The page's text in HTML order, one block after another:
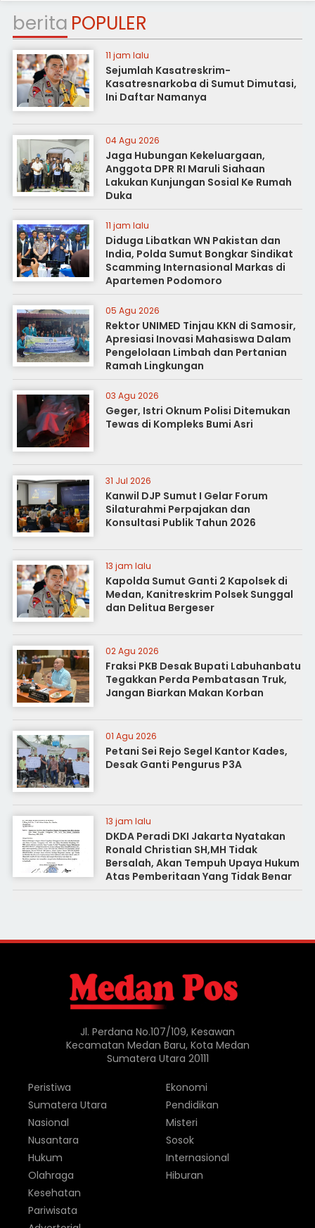
berita POPULER
11 jam lalu
Sejumlah Kasatreskrim-
Kasatresnarkoba di Sumut Dimutasi,
Ini Daftar Namanya
04 Agu 2026
Jaga Hubungan Kekeluargaan,
Anggota DPR RI Maruli Siahaan
Lakukan Kunjungan Sosial Ke Rumah
Duka
11 jam lalu
Diduga Libatkan WN Pakistan dan
India, Polda Sumut Bongkar Sindikat
Scamming Internasional Markas di
Apartemen Podomoro
05 Agu 2026
Rektor UNIMED Tinjau KKN di Samosir,
Apresiasi Inovasi Mahasiswa Dalam
Pengelolaan Limbah dan Pertanian
Ramah Lingkungan
03 Agu 2026
Geger, Istri Oknum Polisi Ditemukan
Tewas di Kompleks Bumi Asri
31 Jul 2026
Kanwil DJP Sumut I Gelar Forum
Silaturahmi Perpajakan dan
Konsultasi Publik Tahun 2026
13 jam lalu
Kapolda Sumut Ganti 2 Kapolsek di
Medan, Kanitreskrim Polsek Sunggal
dan Delitua Bergeser
02 Agu 2026
Fraksi PKB Desak Bupati Labuhanbatu
Tegakkan Perda Pembatasan Truk,
Jangan Biarkan Makan Korban
01 Agu 2026
Petani Sei Rejo Segel Kantor Kades,
Desak Ganti Pengurus P3A
13 jam lalu
DKDA Peradi DKI Jakarta Nyatakan
Ronald Christian SH,MH Tidak
Bersalah, Akan Tempuh Upaya Hukum
Atas Pemberitaan Yang Tidak Benar
Jl. Perdana No.107/109, Kesawan
Kecamatan Medan Baru, Kota Medan
Sumatera Utara 20111
Peristiwa
Sumatera Utara
Nasional
Nusantara
Hukum
Olahraga
Ekonomi
Pendidikan
Misteri
Sosok
Internasional
Hiburan
Kesehatan
Pariwisata